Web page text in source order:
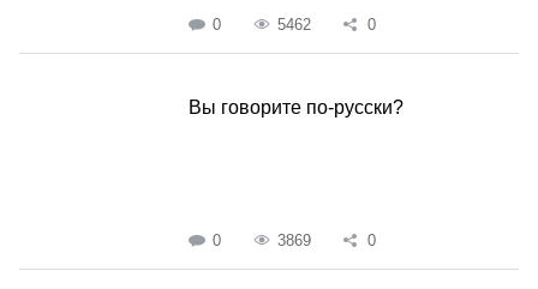
0 5462 0
Вы говорите по-русски?
0 3869 0